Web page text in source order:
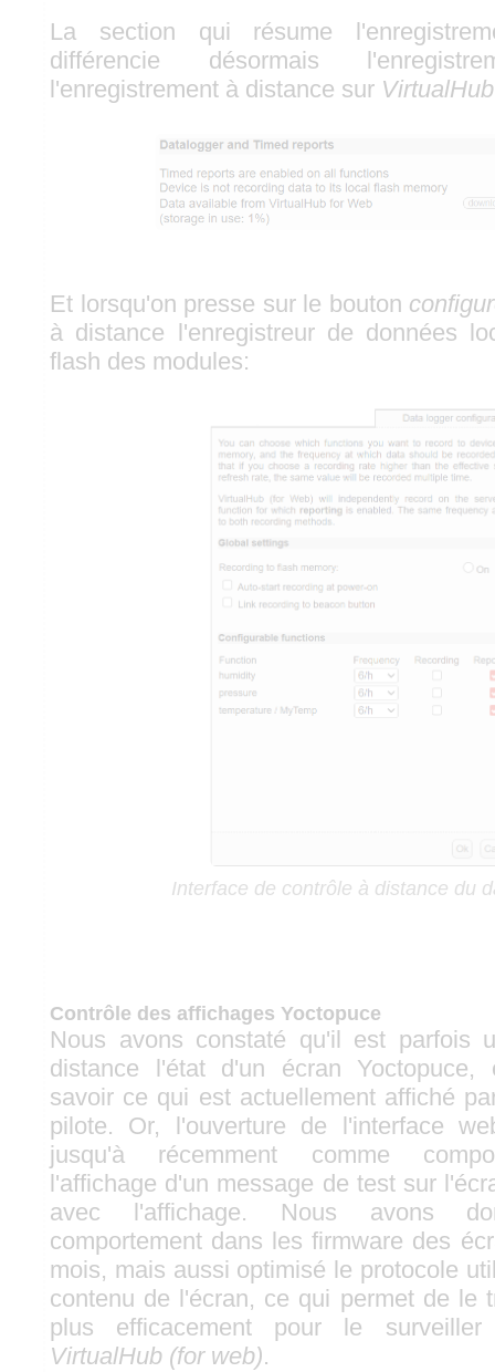
La section qui résume
différencie désormais
l'enregistrement à distance sur
Et lorsqu'on presse sur le bouton
à distance l'enregistreur de données
flash des modules:
Interface de contrôle à distance du
Contrôle des affichages Yoctopuce
Nous avons constaté qu'il est parfois
distance l'état d'un écran Yoctopuce,
savoir ce qui est actuellement affiché
pilote. Or, l'ouverture de l'interface
jusqu'à récemment comme
l'affichage d'un message de test sur
avec l'affichage. Nous avons
comportement dans les firmware des
mois, mais aussi optimisé le protocole
contenu de l'écran, ce qui permet de le
plus efficacement pour le
VirtualHub (for web).